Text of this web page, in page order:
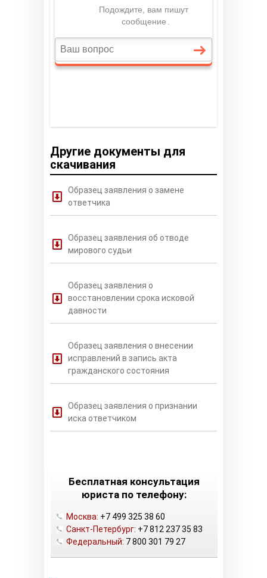
Другие документы для
скачивания
Образец заявления о замене
ответчика
Образец заявления об отводе
мирового судьи
Образец заявления о
восстановлении срока исковой
давности
Образец заявления о внесении
исправлений в запись акта
гражданского состояния
Образец заявления о признании
иска ответчиком
Бесплатная консультация
юриста по телефону:
Москва: +7 499 325 38 60
Санкт-Петербург: +7 812 237 35 83
Федеральный: 7 800 301 79 27